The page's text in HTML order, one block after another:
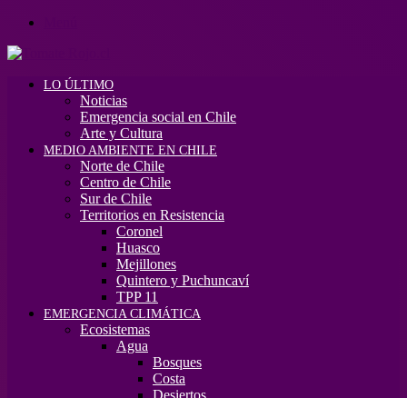
LO ÚLTIMO
Noticias
Emergencia social en Chile
Arte y Cultura
MEDIO AMBIENTE EN CHILE
Norte de Chile
Centro de Chile
Sur de Chile
Territorios en Resistencia
Coronel
Huasco
Mejillones
Quintero y Puchuncaví
TPP 11
EMERGENCIA CLIMÁTICA
Ecosistemas
Agua
Bosques
Costa
Desiertos